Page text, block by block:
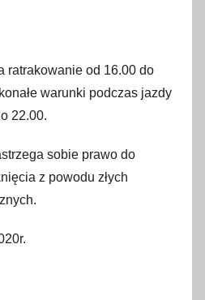
ratrakowanie od 16.00 do
warunki podczas jazdy
22.00.
sobie prawo do
z powodu złych